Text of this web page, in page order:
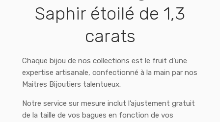
Saphir étoilé de 1,3
carats
Chaque bijou de nos collections est le fruit d’une
expertise artisanale, confectionné à la main par nos
Maitres Bijoutiers talentueux.
Notre service sur mesure inclut l’ajustement gratuit
de la taille de vos bagues en fonction de vos